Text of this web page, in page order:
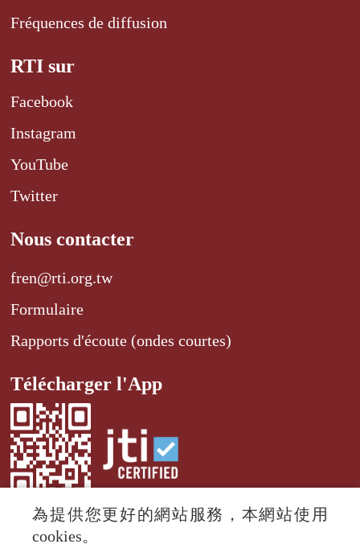
Fréquences de diffusion
RTI sur
Facebook
Instagram
YouTube
Twitter
Nous contacter
fren@rti.org.tw
Formulaire
Rapports d'écoute (ondes courtes)
Télécharger l'App
為提供您更好的網站服務，本網站使用
cookies。